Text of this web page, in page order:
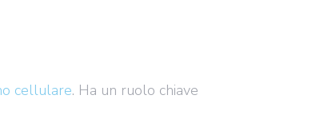
cellulare. Ha un ruolo chiave